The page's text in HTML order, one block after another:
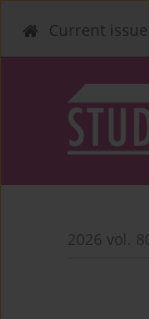
Current issue
2026 vol.